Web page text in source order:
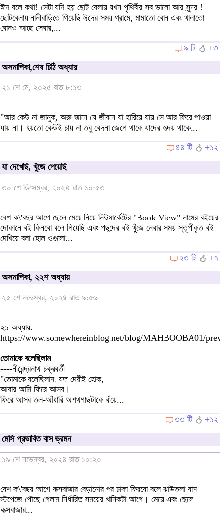
ঈদ বলে কথা! সেটা যদি হয় ছোট বেলায় যখন পৃথিবীর সব ভালো আর সুন্দর !
ছোটবেলায় নানীবাড়িতে গিয়েছি ঈদের সময় গ্রামে, মামাতো বোন এবং খালাতো
বোনও আছে সেবার,...
৯ টি
+৩
অসমাপিকা,শেষ চিঠি অধ্যায়
২১ শে মে, ২০২৫ রাত ৮:১৩
"আর কেউ না জানুক, অরু জানে যে জীবনে যা হারিয়ে যায় সে আর ফিরে পাওয়া
যায় না। হয়তো কেউই চায় না তবু বেদনা জেগে থাকে যাদের হৃদয় থাকে...
৪৪ টি
+১২
যা দেখেছি, খুঁজে পেয়েছি
৩০ শে ডিসেম্বর, ২০২৪ রাত ১০:৫৩
বেশ ক\'বছর আগে ছেলে মেয়ে নিয়ে নিউমার্কেটের "Book View" নামের বইয়ের
দোকানে বই কিনবো বলে গিয়েছি এবং পছন্দের বই খুঁজে নেবার সময় স্তূপীকৃত বই
দেখিয়ে বলা হোল ওগুলো...
২৩ টি
+৭
অসমাপিকা, ২২শ অধ্যায়
২৫ শে নভেম্বর, ২০২৪ রাত ৯:৫৬
২১ অধ্যায়:
https://www.somewhereinblog.net/blog/MAHBOOBA01/
তোমাকে বলেছিলাম
----নীরেন্দ্রনাথ চক্রবর্তী
"তোমাকে বলেছিলাম, যত দেরীই হোক,
আবার আমি ফিরে আসব।
ফিরে আসব তল-আঁধারি অশথগাছটাকে বাঁয়ে...
৩৩ টি
+১২
মেসি প্রভাবিত বাস ভ্রমন
১৯ শে নভেম্বর, ২০২৪ রাত ১০:২০
বেশ ক\'বছর আগে কক্সবাজার বেড়ানোর পর ঢাকা ফিরবো বলে ঝাউতলা বাস
স্টপেজে পৌছে গেলাম নির্ধারিত সময়ের খানিকটা আগে। মেয়ে এবং ছেলে
কক্সবাজার...